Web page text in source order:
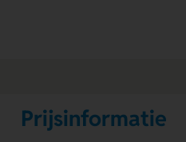
Prijsinformatie